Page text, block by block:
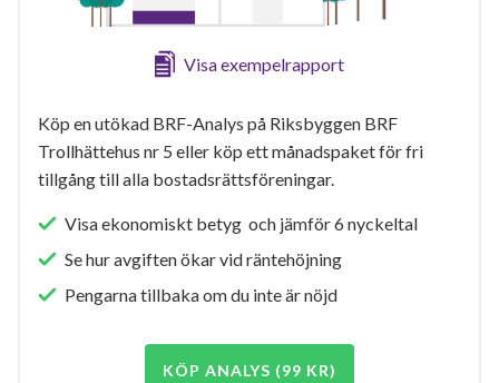
Visa exempelrapport
Köp en utökad BRF-Analys på Riksbyggen BRF
Trollhättehus nr 5 eller köp ett månadspaket för fri
tillgång till alla bostadsrättsföreningar.
Visa ekonomiskt betyg och jämför 6 nyckeltal
Se hur avgiften ökar vid räntehöjning
Pengarna tillbaka om du inte är nöjd
KÖP ANALYS (99 KR)